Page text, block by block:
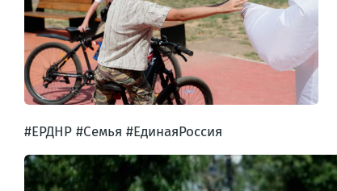
#ЕРДНР #Семья #ЕдинаяРоссия